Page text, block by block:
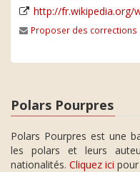
http://fr.wikipedia.org/
Proposer des corrections
Polars Pourpres
Polars Pourpres est une
les polars et leurs
nationalités. Cliquez ici